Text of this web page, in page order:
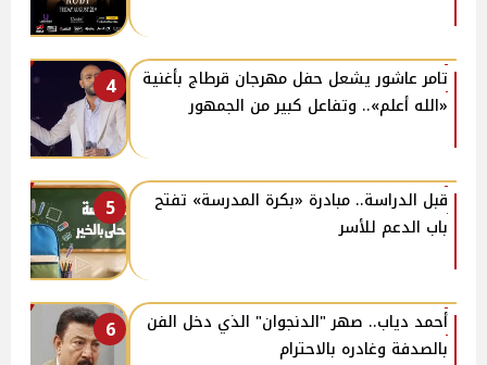
4
تامر عاشور يشعل حفل مهرجان قرطاج بأغنية
«الله أعلم».. وتفاعل كبير من الجمهور
5
قبل الدراسة.. مبادرة «بكرة المدرسة» تفتح
باب الدعم للأسر
6
أحمد دياب.. صهر "الدنجوان" الذي دخل الفن
بالصدفة وغادره بالاحترام